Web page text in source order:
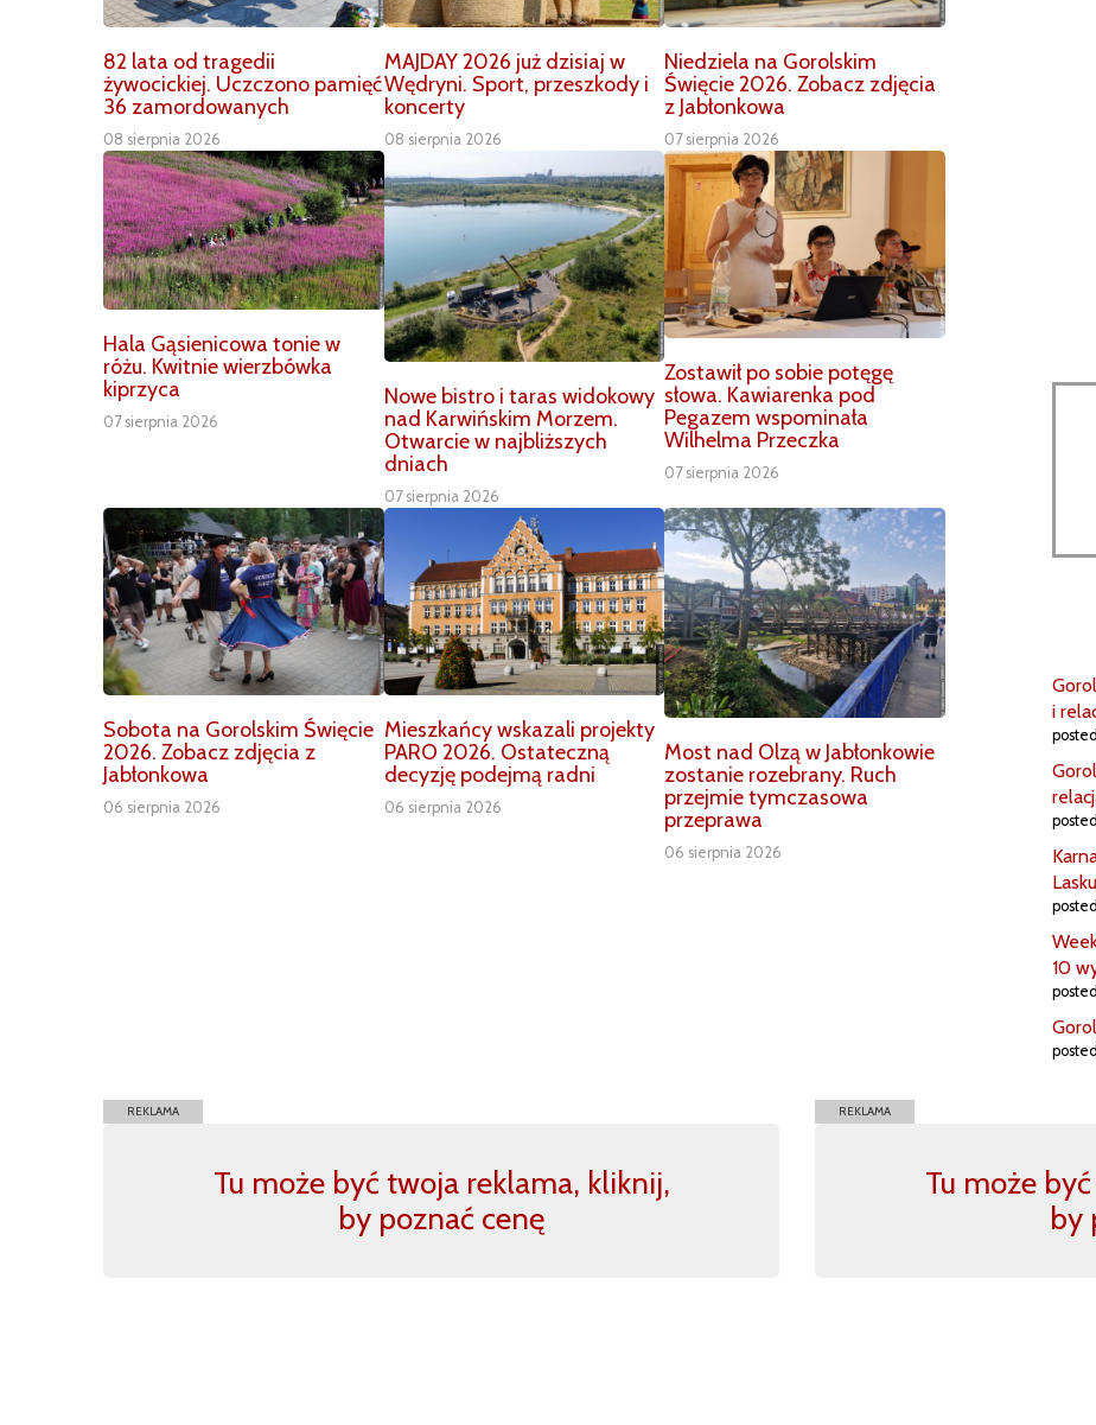
82 lata od tragedii
żywocickiej. Uczczono pamięć
36 zamordowanych
08 sierpnia 2026
MAJDAY 2026 już dzisiaj w
Wędryni. Sport, przeszkody i
koncerty
08 sierpnia 2026
Niedziela na Gorolskim
Święcie 2026. Zobacz zdjęcia
z Jabłonkowa
07 sierpnia 2026
Hala Gąsienicowa tonie w
różu. Kwitnie wierzbówka
kiprzyca
07 sierpnia 2026
Nowe bistro i taras widokowy
nad Karwińskim Morzem.
Otwarcie w najbliższych
dniach
07 sierpnia 2026
Zostawił po sobie potęgę
słowa. Kawiarenka pod
Pegazem wspominała
Wilhelma Przeczka
07 sierpnia 2026
Sobota na Gorolskim Święcie
2026. Zobacz zdjęcia z
Jabłonkowa
06 sierpnia 2026
Mieszkańcy wskazali projekty
PARO 2026. Ostateczną
decyzję podejmą radni
06 sierpnia 2026
Most nad Olzą w Jabłonkowie
zostanie rozebrany. Ruch
przejmie tymczasowa
przeprawa
06 sierpnia 2026
i
10
REKLAMA
Tu może być twoja reklama, kliknij,
by poznać cenę
REKLAMA
Tu może
by